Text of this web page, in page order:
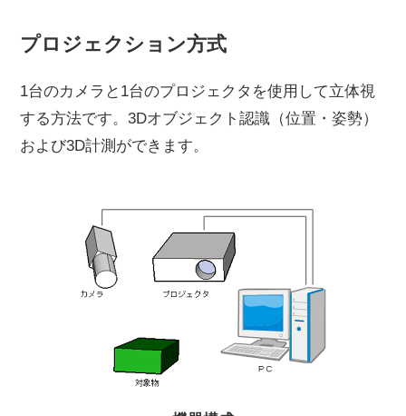
プロジェクション方式
1台のカメラと1台のプロジェクタを使用して立体視
する方法です。3Dオブジェクト認識（位置・姿勢）
および3D計測ができます。